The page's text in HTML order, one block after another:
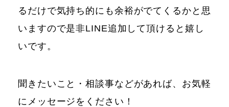
るだけで気持ち的にも余裕がでてくるかと思
いますので是非LINE追加して頂けると嬉し
いです。
聞きたいこと・相談事などがあれば、お気軽
にメッセージをください！